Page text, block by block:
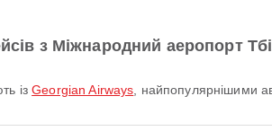
з Міжнародний аеропорт
ізGeorgian Airways , найпопулярнішими